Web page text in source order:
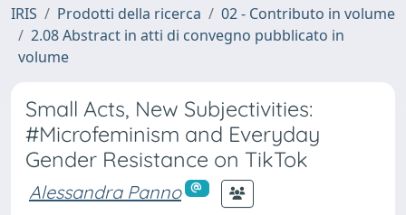
IRIS Prodotti della ricerca
02 - Contributo in volume
2.08 Abstract in atti di convegno pubblicato in
volume
Small Acts, New Subjectivities:
#Microfeminism and Everyday
Gender Resistance on TikTok
Alessandra Panno